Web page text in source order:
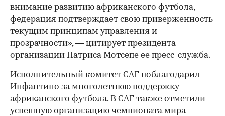
внимание развитию африканского футбола,
федерация подтверждает свою приверженность
текущим принципам управления и
прозрачности», — цитирует президента
организации Патриса Мотсепе ее пресс-служба.
Исполнительный комитет CAF поблагодарил
Инфантино за многолетнюю поддержку
африканского футбола. В CAF также отметили
успешную организацию чемпионата мира